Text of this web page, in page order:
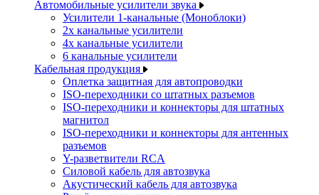
Автомобильные усилители звука
Усилители 1-канальные (Моноблоки)
2х канальные усилители
4х канальные усилители
6 канальные усилители
Кабельная продукция
Оплетка защитная для автопроводки
ISO-переходники со штатных разъемов
ISO-переходники и коннекторы для штатных
магнитол
ISO-переходники и коннекторы для антенных
разъемов
Y-разветвители RCA
Силовой кабель для автозвука
Акустический кабель для автозвука